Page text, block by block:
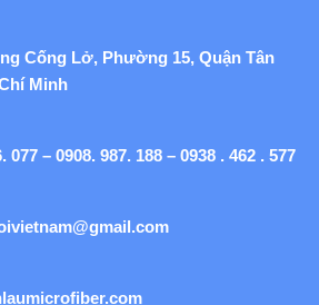
Cống Lở, Phường 15, Quận Tân
Minh
– 0908. 987. 188 – 0938 . 462 . 577